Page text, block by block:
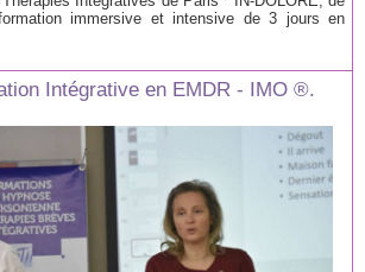
immersive et intensive de 3 jours en
Intégrative en EMDR - IMO ®.